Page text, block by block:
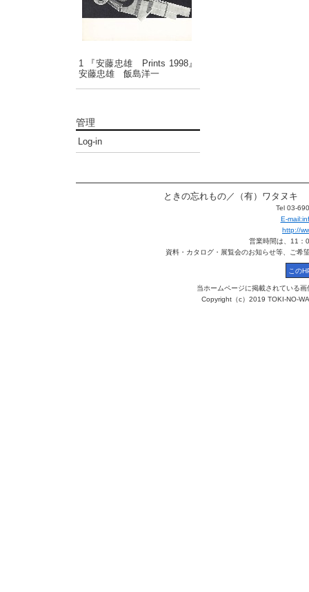
1 『安藤忠雄 Prints 1998』
安藤忠雄 飯島洋一
管理
Log-in
ときの忘れもの／（有）ワタヌキ
Tel 03-
E-
http://
営業時間は、11：
資料・カタログ・展覧会のお知らせ等、ご希
当ホームページに掲載されている
Copyright（c）2019 TOKI-NO-